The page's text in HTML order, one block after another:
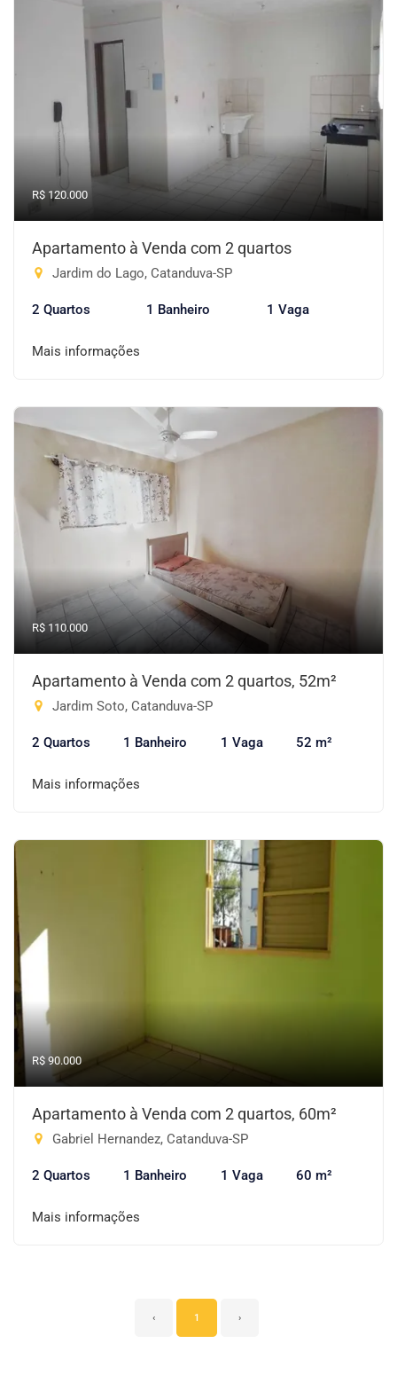
R$ 120.000
Apartamento à Venda com 2 quartos
Jardim do Lago, Catanduva-SP
2 Quartos 1 Banheiro 1 Vaga
Mais informações
R$ 110.000
Apartamento à Venda com 2 quartos, 52m²
Jardim Soto, Catanduva-SP
2 Quartos 1 Banheiro 1 Vaga 52 m²
Mais informações
R$ 90.000
Apartamento à Venda com 2 quartos, 60m²
Gabriel Hernandez, Catanduva-SP
2 Quartos 1 Banheiro 1 Vaga 60 m²
Mais informações
‹ 1 ›